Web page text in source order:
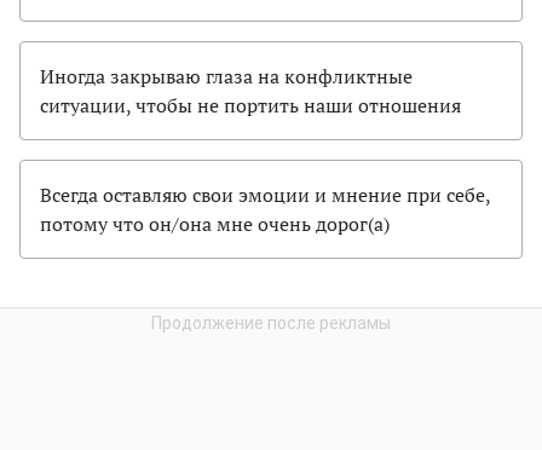
Иногда закрываю глаза на конфликтные
ситуации, чтобы не портить наши отношения
Всегда оставляю свои эмоции и мнение при себе,
потому что он/она мне очень дорог(а)